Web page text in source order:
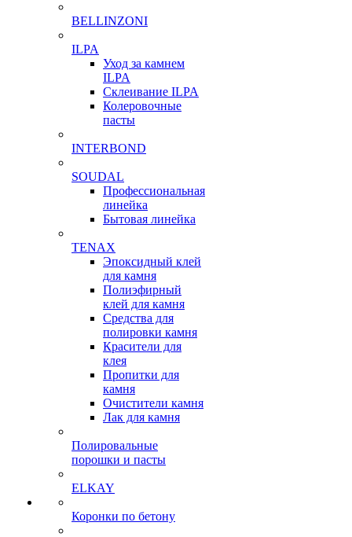
BELLINZONI
ILPA
Уход за камнем
ILPA
Склеивание ILPA
Колеровочные
пасты
INTERBOND
SOUDAL
Профессиональная
линейка
Бытовая линейка
TENAX
Эпоксидный клей
для камня
Полиэфирный
клей для камня
Средства для
полировки камня
Красители для
клея
Пропитки для
камня
Очистители камня
Лак для камня
Полировальные
порошки и пасты
ELKAY
Коронки по бетону